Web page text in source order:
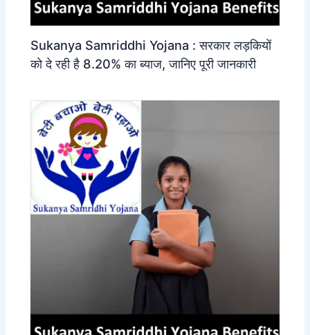
Sukanya Samriddhi Yojana : सरकार लड़कियों
को दे रही है 8.20% का ब्याज, जानिए पूरी जानकारी